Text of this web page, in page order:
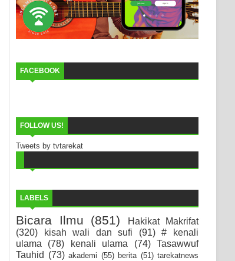
FACEBOOK
FOLLOW US!
Tweets by tvtarekat
LABELS
Bicara Ilmu (851)
Hakikat Makrifat
(320)
kisah wali dan sufi (91)
# kenali
ulama
(78) kenali ulama (74)
Tasawwuf
Tauhid (73) akademi (55) berita (51) tarekatnews